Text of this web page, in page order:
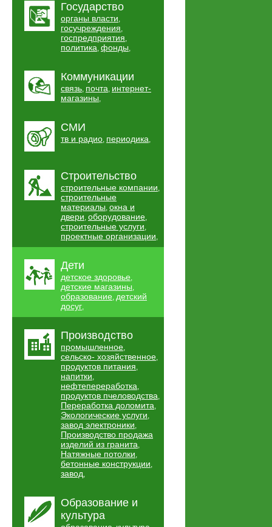
Государство
органы власти,
госучреждения,
госпредприятия,
политика, фонды,
Коммуникации
связь, почта, интернет-
магазины,
СМИ
тв и радио, периодика,
Строительство
строительные компании,
строительные
материалы, окна и
двери, оборудование,
строительные услуги,
проектные организации,
Дети
детское здоровье,
детские магазины,
образование, детский
досуг,
Производство
промышленное,
сельско- хозяйственное,
продуктов питания,
напитки,
нефтепереработка,
продуктов пчеловодства,
Переработка доломита,
Экологические услуги,
завод электроники,
Производство продажа
изделий из гранита,
Натяжные потолки,
бетонные конструкции,
завод,
Образование и
культура